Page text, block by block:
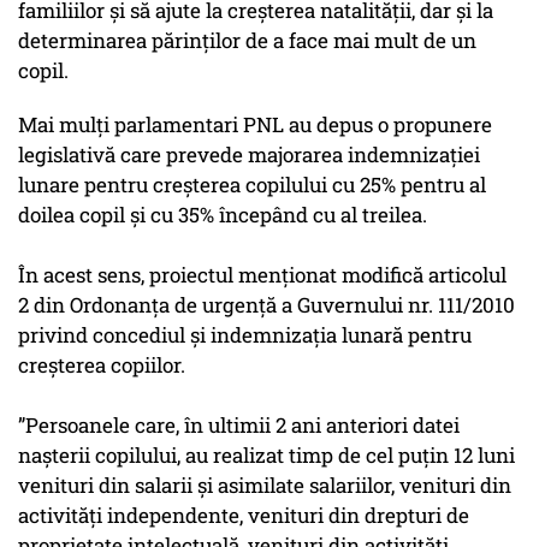
familiilor și să ajute la creșterea natalității, dar și la
determinarea părinților de a face mai mult de un
copil.
Mai mulți parlamentari PNL au depus o propunere
legislativă care prevede majorarea indemnizației
lunare pentru creșterea copilului cu 25% pentru al
doilea copil și cu 35% începând cu al treilea.
În acest sens, proiectul menționat modifică articolul
2 din Ordonanța de urgență a Guvernului nr. 111/2010
privind concediul și indemnizația lunară pentru
creșterea copiilor.
”Persoanele care, în ultimii 2 ani anteriori datei
nașterii copilului, au realizat timp de cel puțin 12 luni
venituri din salarii și asimilate salariilor, venituri din
activități independente, venituri din drepturi de